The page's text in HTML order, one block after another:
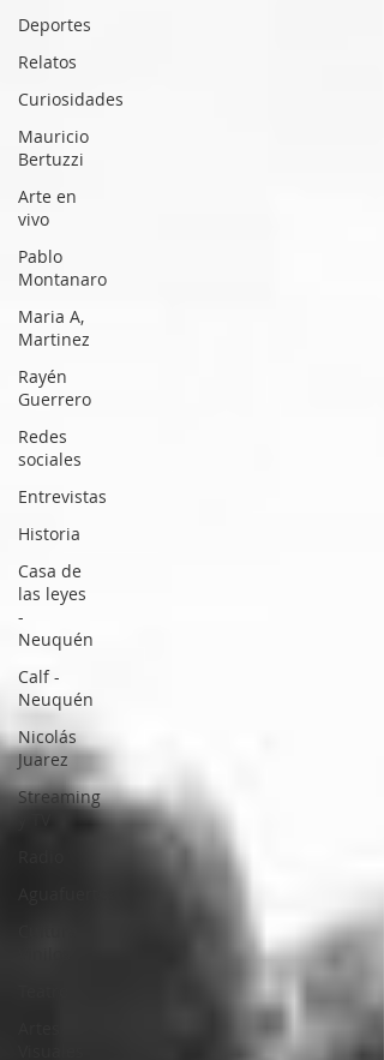
Deportes
Relatos
Curiosidades
Mauricio
Bertuzzi
Arte en
vivo
Pablo
Montanaro
Maria A,
Martinez
Rayén
Guerrero
Redes
sociales
Entrevistas
Historia
Casa de
las leyes
-
Neuquén
Calf -
Neuquén
Nicolás
Juarez
Streaming